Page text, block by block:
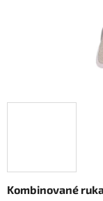
Kombinované